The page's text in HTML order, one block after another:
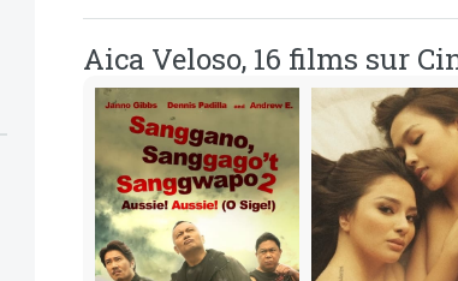
Aica Veloso, 16 films sur